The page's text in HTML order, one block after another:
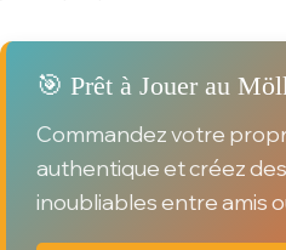
🎯 Prêt à Jouer au
Commandez votre
authentique et créez
inoubliables entre amis